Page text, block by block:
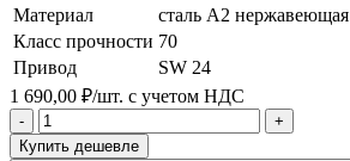
Материал
сталь A2 нержавеющая
Класс прочности 70
Привод
SW 24
1 690,00 ₽/шт. с учетом НДС
-
+
Купить дешевле